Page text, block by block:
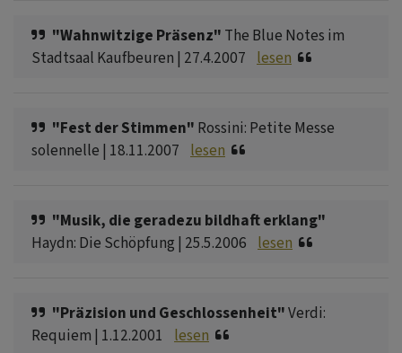
"Wahnwitzige Präsenz" The Blue Notes im
Stadtsaal Kaufbeuren | 27.4.2007 lesen
"Fest der Stimmen" Rossini: Petite Messe
solennelle | 18.11.2007 lesen
"Musik, die geradezu bildhaft erklang"
Haydn: Die Schöpfung | 25.5.2006 lesen
"Präzision und Geschlossenheit"Verdi:
Requiem | 1.12.2001 lesen